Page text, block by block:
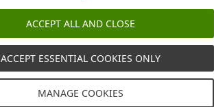
ESET 論壇 ESET Status Portal
ACCEPT ALL AND CLOSE
ACCEPT ESSENTIAL COOKIES ONLY
MANAGE COOKIES